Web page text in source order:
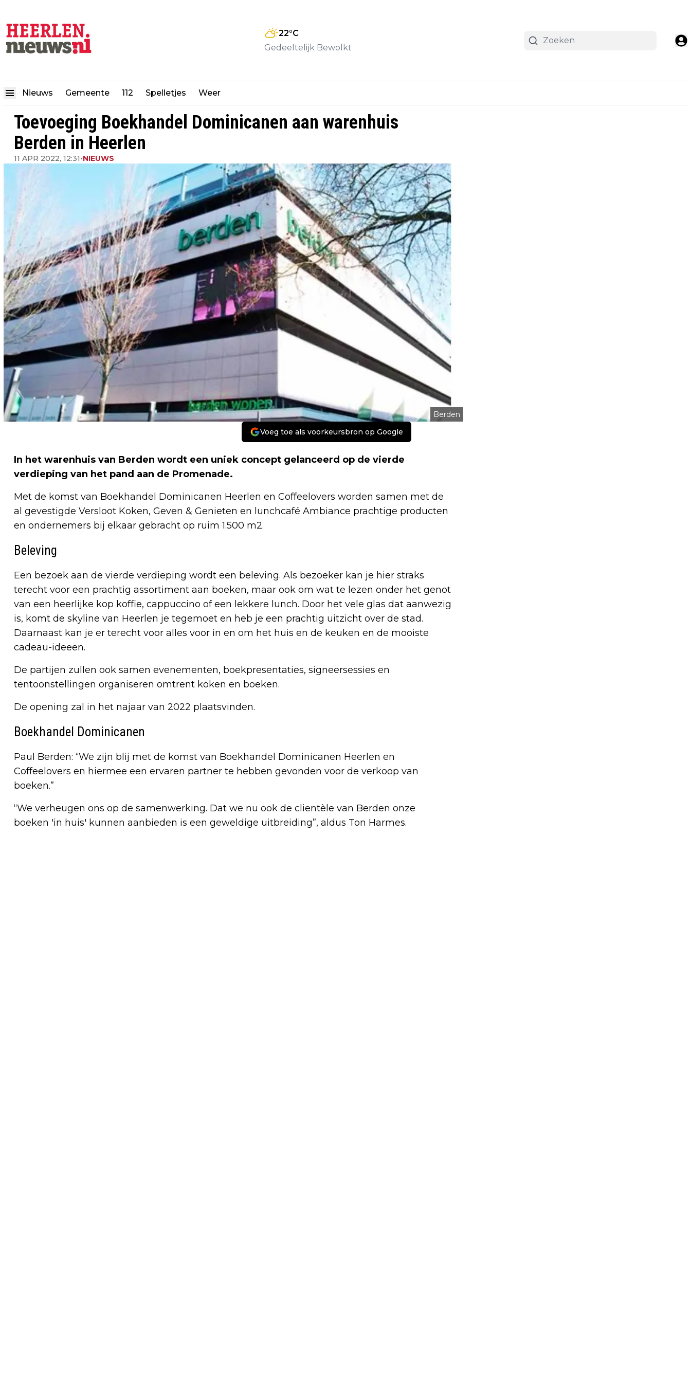
22°C
Gedeeltelijk Bewolkt
Nieuws Gemeente 112 Spelletjes Weer
Toevoeging Boekhandel Dominicanen aan warenhuis
Berden in Heerlen
11 APR 2022, 12:31•NIEUWS
Berden
Voeg toe als voorkeursbron op Google
In het warenhuis van Berden wordt een uniek concept gelanceerd op de vierde
verdieping van het pand aan de Promenade.
Met de komst van Boekhandel Dominicanen Heerlen en Coffeelovers worden samen met de
al gevestigde Versloot Koken, Geven & Genieten en lunchcafé Ambiance prachtige producten
en ondernemers bij elkaar gebracht op ruim 1.500 m2.
Beleving
Een bezoek aan de vierde verdieping wordt een beleving. Als bezoeker kan je hier straks
terecht voor een prachtig assortiment aan boeken, maar ook om wat te lezen onder het genot
van een heerlijke kop koffie, cappuccino of een lekkere lunch. Door het vele glas dat aanwezig
is, komt de skyline van Heerlen je tegemoet en heb je een prachtig uitzicht over de stad.
Daarnaast kan je er terecht voor alles voor in en om het huis en de keuken en de mooiste
cadeau-ideeën.
De partijen zullen ook samen evenementen, boekpresentaties, signeersessies en
tentoonstellingen organiseren omtrent koken en boeken.
De opening zal in het najaar van 2022 plaatsvinden.
Boekhandel Dominicanen
Paul Berden: “We zijn blij met de komst van Boekhandel Dominicanen Heerlen en
Coffeelovers en hiermee een ervaren partner te hebben gevonden voor de verkoop van
boeken.”
“We verheugen ons op de samenwerking. Dat we nu ook de clientèle van Berden onze
boeken 'in huis' kunnen aanbieden is een geweldige uitbreiding”, aldus Ton Harmes.